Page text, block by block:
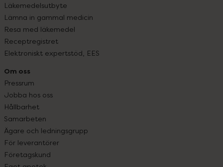
Läkemedelsutbyte
Lämna in gammal medicin
Resa med läkemedel
Receptregistret
Elektroniskt expertstöd, EES
Om oss
Pressrum
Jobba hos oss
Hållbarhet
Samarbeten
Ägare och ledningsgrupp
För leverantörer
Företagskund